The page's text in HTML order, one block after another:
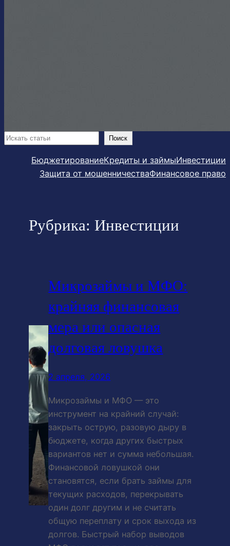
Поиск Поиск
БюджетированиеКредиты и займыИнвестиции
Защита от мошенничестваФинансовое право
Рубрика: Инвестиции
Микрозаймы и МФО:
крайняя финансовая
мера или опасная
долговая ловушка
2 апреля, 2026
Микрозаймы и МФО — это
инструмент на крайний случай:
закрыть острую, разовую дыру в
бюджете, когда других быстрых
вариантов нет и сумма небольшая.
Финансовой ловушкой они
становятся, если брать займы для
текущих расходов, перекрывать
один долг другим и не считать
общую переплату и срок выхода из
долгов. Быстрый набор выводов